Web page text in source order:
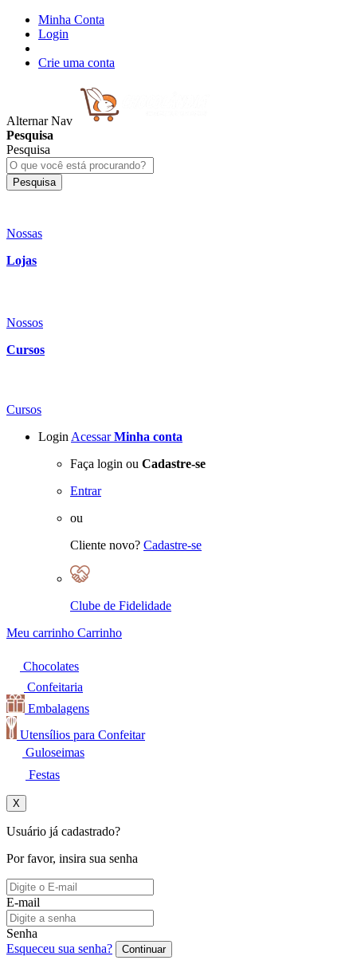
Minha Conta
Login
Crie uma conta
Alternar Nav
Pesquisa
Pesquisa
Pesquisa
Nossas
Lojas
Nossos
Cursos
Cursos
Login Acessar Minha conta
Faça login ou Cadastre-se
Entrar
ou
Cliente novo? Cadastre-se
Clube de Fidelidade
Meu carrinho Carrinho
Chocolates
Confeitaria
Embalagens
Utensílios para Confeitar
Guloseimas
Festas
X
Usuário já cadastrado?
Por favor, insira sua senha
E-mail
Senha
Esqueceu sua senha?
Continuar